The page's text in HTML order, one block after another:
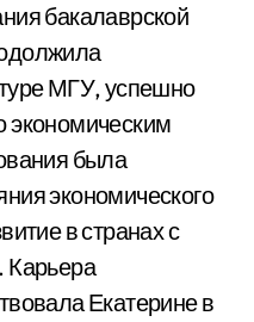
бакалаврской
МГУ, успешно
экономическим
была
экономического
в странах с
Карьера
Екатерине в